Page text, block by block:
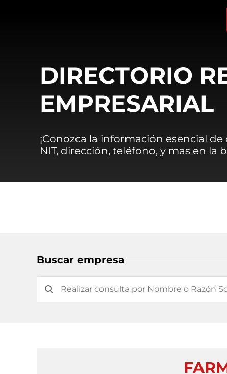
DIRECTORIO
EMPRESARIAL
¡Conozca la información esencial
NIT, dirección, teléfono, y mas en la
Buscar empresa